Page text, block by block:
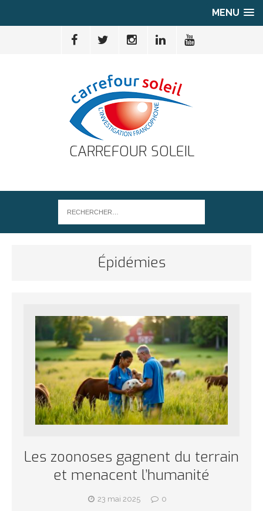
MENU
CARREFOUR SOLEIL
Épidémies
Les zoonoses gagnent du terrain
et menacent l’humanité
23 mai 2025 0